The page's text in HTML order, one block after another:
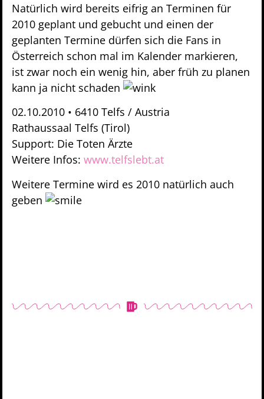
Natürlich wird bereits eifrig an Terminen für
2010 geplant und gebucht und einen der
geplanten Termine dürfen sich die Fans in
Österreich schon mal im Kalender markieren,
ist zwar noch ein wenig hin, aber früh zu planen
kann ja nicht schaden
02.10.2010 • 6410 Telfs / Austria
Rathaussaal Telfs (Tirol)
Support: Die Toten Ärzte
Weitere Infos: www.telfslebt.at
Weitere Termine wird es 2010 natürlich auch
geben